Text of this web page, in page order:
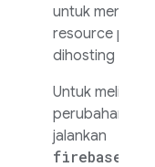
untuk
resource
dihosting
Untuk melihat
perubahan di
jalankan
firebase